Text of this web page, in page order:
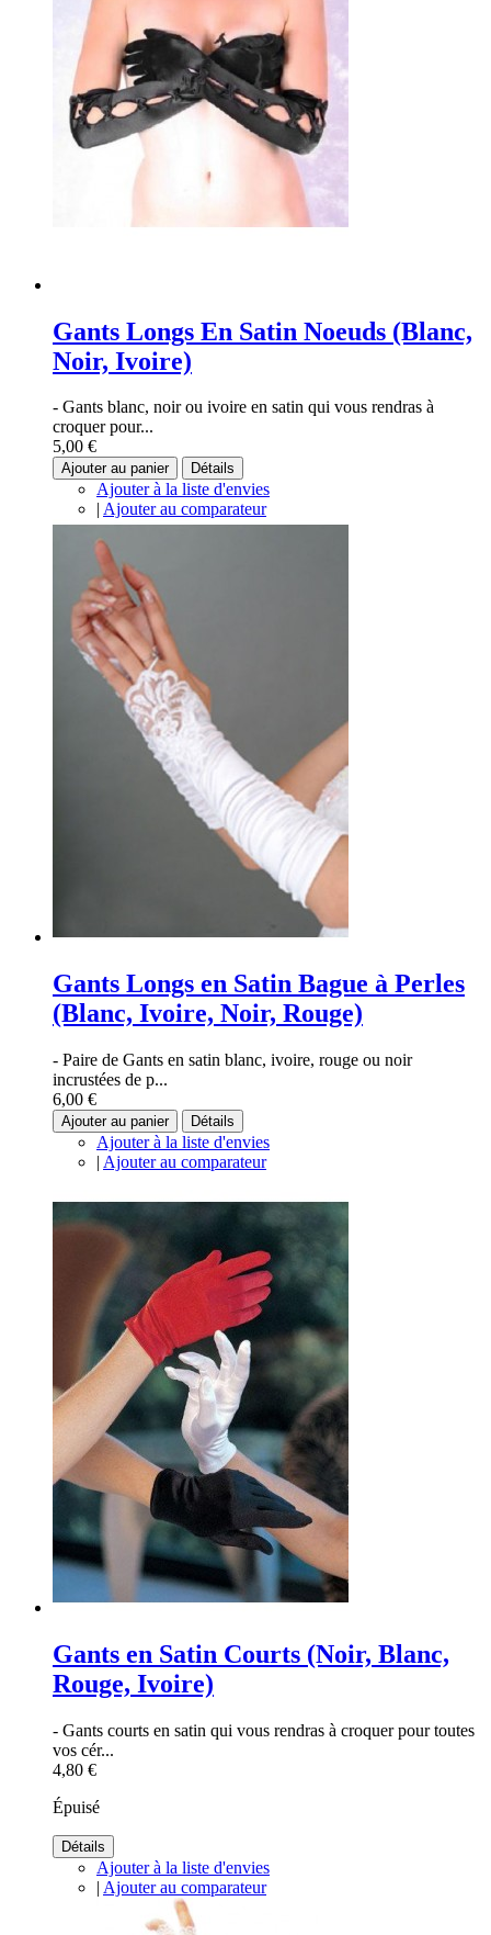
Gants Longs En Satin Noeuds (Blanc,
Noir, Ivoire)
- Gants blanc, noir ou ivoire en satin qui vous rendras à
croquer pour...
5,00 €
Ajouter au panier Détails
Ajouter à la liste d'envies
| Ajouter au comparateur
Gants Longs en Satin Bague à Perles
(Blanc, Ivoire, Noir, Rouge)
- Paire de Gants en satin blanc, ivoire, rouge ou noir
incrustées de p...
6,00 €
Ajouter au panier Détails
Ajouter à la liste d'envies
| Ajouter au comparateur
Gants en Satin Courts (Noir, Blanc,
Rouge, Ivoire)
- Gants courts en satin qui vous rendras à croquer pour toutes
vos cér...
4,80 €
Épuisé
Détails
Ajouter à la liste d'envies
| Ajouter au comparateur